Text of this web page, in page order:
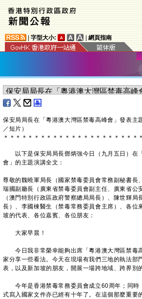
字型大小: 網頁指南
保安局局長在「粵港澳大灣區禁毒高峰會」發表主
／短片）
＊ ＊ ＊ ＊ ＊ ＊ ＊ ＊ ＊ ＊ ＊ ＊ ＊ ＊ ＊ ＊ ＊ ＊ ＊ ＊ ＊ ＊ ＊
以下是保安局局長鄧炳強今日（九月五日）在
會」的主題演講全文：
尊敬的魏曉軍局長（國家禁毒委員會常務副秘書長
瑞國副廳長（廣東省禁毒委員會副主任、廣東省公
（澳門特別行政區政府警察總局局長）、陳世輝局
長）、李國棟醫生（禁毒常務委員會主席）、各位
坡的代表、各位嘉賓、各位朋友：
大家早晨！
今日我非常榮幸能夠出席「粵港澳大灣區禁毒
家分享一些看法。今天在現場有我們三地的執法部
表，以及新加坡的朋友，開展一場跨地域、跨界別
今年是香港禁毒常務委員會成立60周年；同時
式寫入國家文件亦已經有十年了。在這個那麼重要